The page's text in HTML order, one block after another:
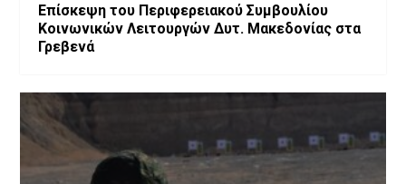
Επίσκεψη του Περιφερειακού Συμβουλίου
Κοινωνικών Λειτουργών Δυτ. Μακεδονίας στα
Γρεβενά